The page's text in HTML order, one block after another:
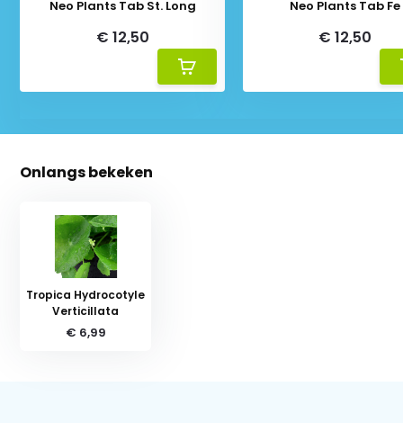
Neo Plants Tab St. Long
€ 12,50
Neo Plants Tab Fe
€ 12,50
Onlangs bekeken
Tropica Hydrocotyle
Verticillata
€ 6,99